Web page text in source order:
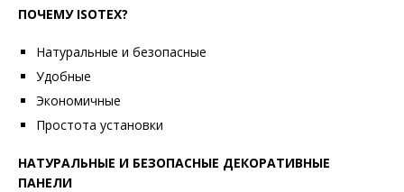
ПОЧЕМУ ISOTEX?
Натуральные и безопасные
Удобные
Экономичные
Простота установки
НАТУРАЛЬНЫЕ И БЕЗОПАСНЫЕ ДЕКОРАТИВНЫЕ
ПАНЕЛИ